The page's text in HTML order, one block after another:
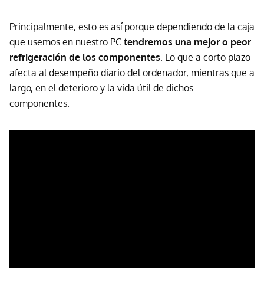
Principalmente, esto es así porque dependiendo de la caja
que usemos en nuestro PC tendremos una mejor o peor
refrigeración de los componentes. Lo que a corto plazo
afecta al desempeño diario del ordenador, mientras que a
largo, en el deterioro y la vida útil de dichos
componentes.